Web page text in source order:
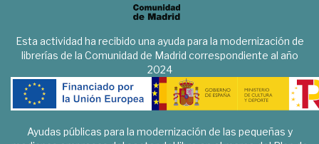
Esta actividad ha recibido una ayuda para la modernización de
librerías de la Comunidad de Madrid correspondiente al año
2024
Ayudas públicas para la modernización de las pequeñas y